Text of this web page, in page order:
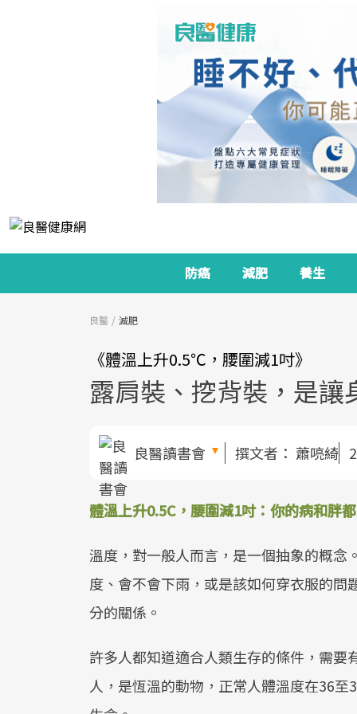
防癌 減肥 養生
良醫 減肥
《體溫上升0.5℃，腰圍減1吋》
露肩裝、挖背裝，是讓
良醫讀書會 撰文者： 蕭喨綺
體溫上升0.5C，腰圍減1吋：你的病和胖
溫度，對一般人而言，是一個抽象的概
度、會不會下雨，或是該如何穿衣服的
分的關係。
許多人都知道適合人類生存的條件，需
人，是恆溫的動物，正常人體溫度在36